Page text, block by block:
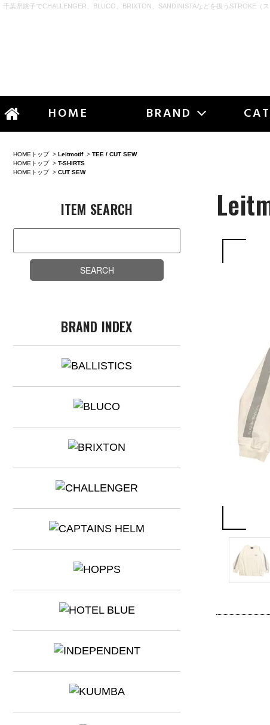
千葉県銚子でCHALLENGER、BLUCO、BRIXTON、SANDINISTAなどを扱うSTROKE（
HOME BRAND
HOMEトップ> Leitmotif> TEE / CUT SEW
HOMEトップ > T-SHIRTS
HOMEトップ > CUT SEW
ITEM SEARCH
BRAND INDEX